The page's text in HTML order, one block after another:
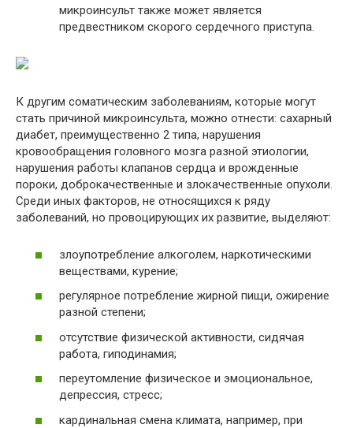
микроинсульт также может является
предвестником скорого сердечного приступа.
К другим соматическим заболеваниям, которые могут
стать причиной микроинсульта, можно отнести: сахарный
диабет, преимущественно 2 типа, нарушения
кровообращения головного мозга разной этиологии,
нарушения работы клапанов сердца и врожденные
пороки, доброкачественные и злокачественные опухоли.
Среди иных факторов, не относящихся к ряду
заболеваний, но провоцирующих их развитие, выделяют:
злоупотребление алкоголем, наркотическими
веществами, курение;
регулярное потребление жирной пищи, ожирение
разной степени;
отсутствие физической активности, сидячая
работа, гиподинамия;
переутомление физическое и эмоциональное,
депрессия, стресс;
кардинальная смена климата, например, при